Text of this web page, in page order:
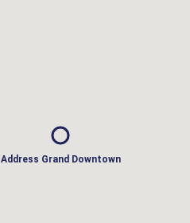
Address Grand Downtown